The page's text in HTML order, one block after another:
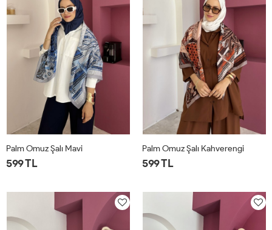
Palm Omuz Şalı Mavi
599 TL
Palm Omuz Şalı Kahverengi
599 TL